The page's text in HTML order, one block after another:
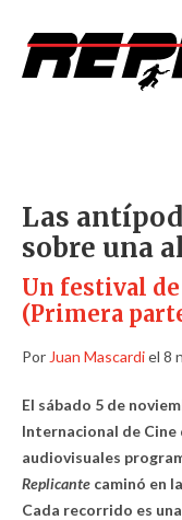
Las
sobre una
Un festival
(Primera
Por Juan Mascardiel 8
El sábado 5 de
Internacional de Cine
audiovisuales
Replicante caminó en
Cada recorrido es